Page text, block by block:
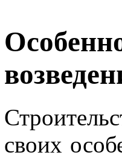
своих